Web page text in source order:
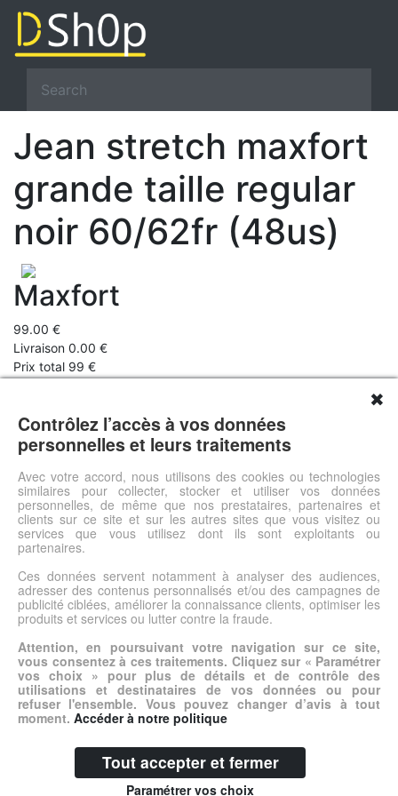
Jean stretch maxfort
grande taille regular
noir 60/62fr (48us)
Maxfort
99.00 €
Livraison 0.00 €
Prix total 99 €
grande taille. Fermeture zippée. 3 poches avant, 2 poches
arrières. Surpiqûres fines et discrètes. Très bonnes
finitions.Coupe classique et confortable. Composition : 78%
Coton, 20% Nylon, 2% Elasthanne. En savoir plus sur les
vêtements Maxfort.
Voir l'offre
© DSh0p 2026 -Accueil-Mentions légales
✖
Contrôlez l’accès à vos données
personnelles et leurs traitements
Avec votre accord, nous utilisons des cookies ou technologies
similaires pour collecter, stocker et utiliser vos données
personnelles, de même que nos prestataires, partenaires et
clients sur ce site et sur les autres sites que vous visitez ou
services que vous utilisez dont ils sont exploitants ou
partenaires.
Ces données servent notamment à analyser des audiences,
adresser des contenus personnalisés et/ou des campagnes de
publicité ciblées, améliorer la connaissance clients, optimiser les
produits et services ou lutter contre la fraude.
Attention, en poursuivant votre navigation sur ce site,
vous consentez à ces traitements. Cliquez sur « Paramétrer
vos choix » pour plus de détails et de contrôle des
utilisations et destinataires de vos données ou pour
refuser l'ensemble. Vous pouvez changer d’avis à tout
moment. Accéder à notre politique
Tout accepter et fermer
Paramétrer vos choix